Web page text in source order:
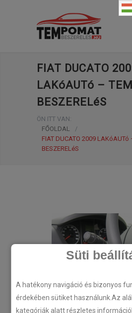
Süti
A hatékony navigáció és bizonyos
érdekében sütiket használunk.Az
kategóriák alatt részletes
FIAT DUCATO
LAKóAUTó –
BESZERELéS
ÖN ITT VAN:
FŐOLDAL
/
FIAT DUCATO 2009 LAKóAUTó
BESZERELéS